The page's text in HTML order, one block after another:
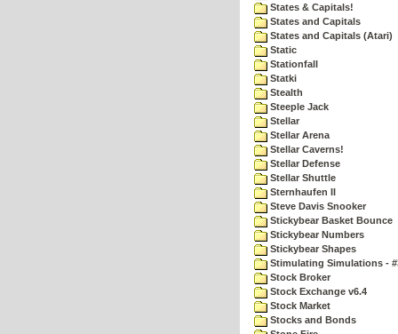
States & Capitals!
States and Capitals
States and Capitals (Atari)
Static
Stationfall
Statki
Stealth
Steeple Jack
Stellar
Stellar Arena
Stellar Caverns!
Stellar Defense
Stellar Shuttle
Sternhaufen II
Steve Davis Snooker
Stickybear Basket Bounce
Stickybear Numbers
Stickybear Shapes
Stimulating Simulations -
Stock Broker
Stock Exchange v6.4
Stock Market
Stocks and Bonds